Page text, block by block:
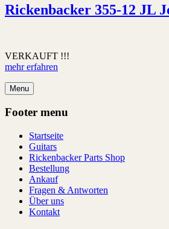
Rickenbacker 355-12 JL
VERKAUFT !!!
mehr erfahren
Menu
Footer menu
Startseite
Guitars
Rickenbacker Parts Shop
Bestellung
Ankauf
Fragen & Antworten
Über uns
Kontakt